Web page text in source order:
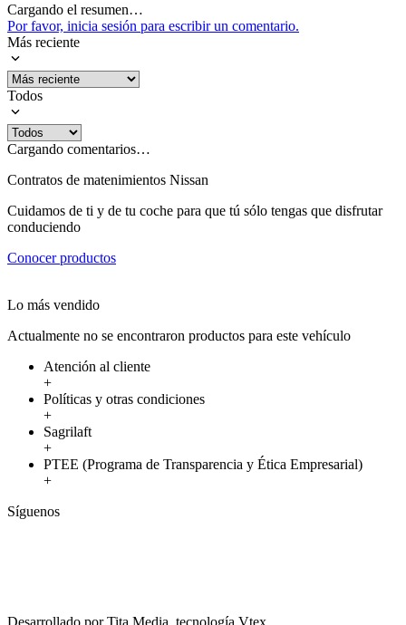
Cargando el resumen…
Por favor, inicia sesión para escribir un comentario.
Más reciente
Todos
Cargando comentarios…
Contratos de matenimientos Nissan
Cuidamos de ti y de tu coche para que tú sólo tengas que disfrutar
conduciendo
Conocer productos
Lo más vendido
Actualmente no se encontraron productos para este vehículo
Atención al cliente
+
Políticas y otras condiciones
+
Sagrilaft
+
PTEE (Programa de Transparencia y Ética Empresarial)
+
Síguenos
Desarrollado por Tita Media, tecnología Vtex.